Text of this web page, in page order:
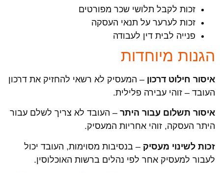
זכות לקבל תלושי שכר מפורטים
זכות לערער על תנאי העסקה
פנייה לבית דין לעבודה
הגנות מיוחדות
איסור חילוט דרכון – המעסיק לא רשאי להחזיק את דרכון
העובד – זוהי עבירה פלילית.
איסור תשלום עבור היתר – העובד לא צריך לשלם עבור
היתר העסקה, זוהי אחריות המעסיק.
זכות לשינוי מעסיק – בנסיבות מסוימות, העובד יכול
לעבור למעסיק אחר לפי נהלים ברשות האוכלוסין.